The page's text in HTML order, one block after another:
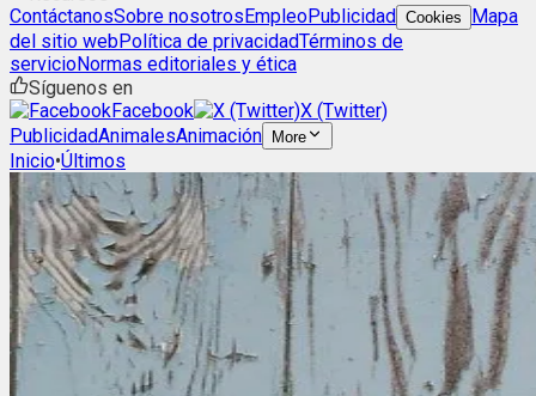
ContáctanosSobre nosotrosEmpleoPublicidad Cookies
Mapa
del sitio webPolítica de privacidadTérminos de
servicioNormas editoriales y ética
Síguenos en
Facebook
X (Twitter)
PublicidadAnimalesAnimación More
Inicio•Últimos